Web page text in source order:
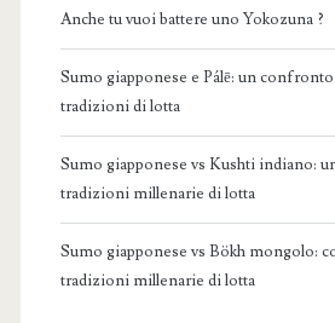
Anche tu vuoi battere uno Yokozuna ?
Sumo giapponese e Pálē: un
tradizioni di lotta
Sumo giapponese vs Kushti indiano:
tradizioni millenarie di lotta
Sumo giapponese vs Bökh mongolo:
tradizioni millenarie di lotta